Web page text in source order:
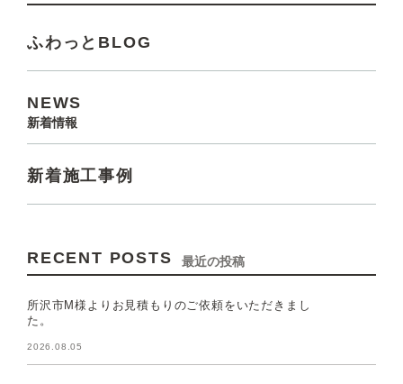
ふわっとBLOG
NEWS
新着情報
新着施工事例
RECENT POSTS 最近の投稿
所沢市M様よりお見積もりのご依頼をいただきまし
た。
2026.08.05